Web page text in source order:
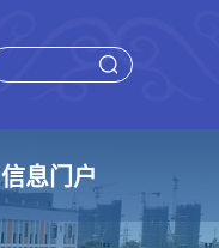
信息门户